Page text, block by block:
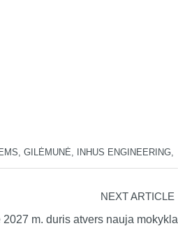
GILĖMUNĖ INHUS ENGINEERING
NEXT ARTICLE
m. duris atvers nauja mokykla